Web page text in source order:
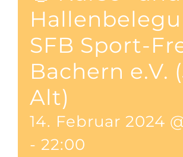
SFB Sport-
Bachern e.V.
Alt)
14. Februar 2024
- 22:00